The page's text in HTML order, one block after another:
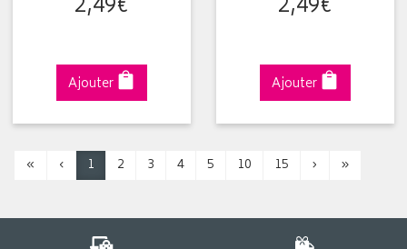
Ajouter Ajouter
« ‹ 1 2 3 4 5 10 15 › »